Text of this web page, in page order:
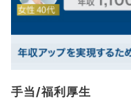
手当/福利厚生